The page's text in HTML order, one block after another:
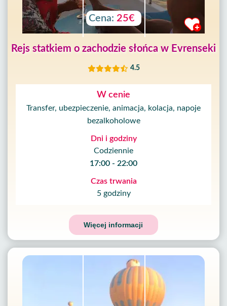
Cena: 25€
Rejs statkiem o zachodzie słońca w Evrenseki
4.5
W cenie
Transfer, ubezpieczenie, animacja, kolacja, napoje
bezalkoholowe
Dni i godziny
Codziennie
17:00 - 22:00
Czas trwania
5 godziny
Więcej informacji